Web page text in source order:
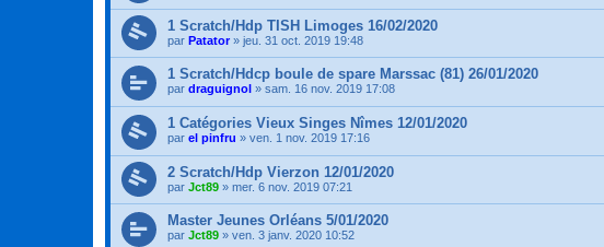
1 Scratch/Hdp TISH Limoges 16/02/2020
par Patator » jeu. 31 oct. 2019 19:48
1 Scratch/Hdcp boule de spare Marssac (81) 26/01/2020
par draguignol » sam. 16 nov. 2019 17:08
1 Catégories Vieux Singes Nîmes 12/01/2020
par el pinfru » ven. 1 nov. 2019 17:16
2 Scratch/Hdp Vierzon 12/01/2020
par Jct89 » mer. 6 nov. 2019 07:21
Master Jeunes Orléans 5/01/2020
par Jct89 » ven. 3 janv. 2020 10:52